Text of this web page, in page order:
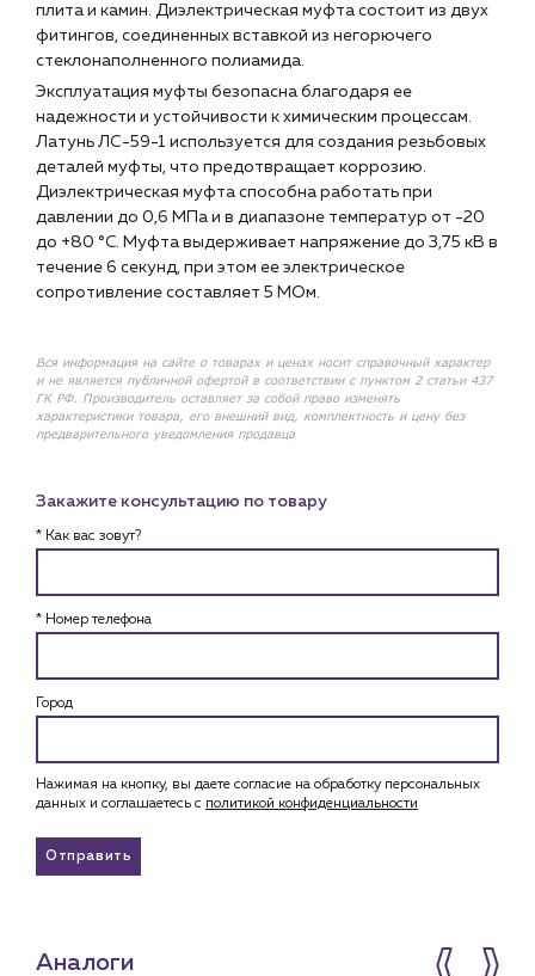
плита и камин. Диэлектрическая муфта состоит из двух
фитингов, соединенных вставкой из негорючего
стеклонаполненного полиамида.
Эксплуатация муфты безопасна благодаря ее
надежности и устойчивости к химическим процессам.
Латунь ЛС-59-1 используется для создания резьбовых
деталей муфты, что предотвращает коррозию.
Диэлектрическая муфта способна работать при
давлении до 0,6 МПа и в диапазоне температур от -20
до +80 °C. Муфта выдерживает напряжение до 3,75 кВ в
течение 6 секунд, при этом ее электрическое
сопротивление составляет 5 МОм.
Вся информация на сайте о товарах и ценах носит справочный характер
и не является публичной офертой в соответствии с пунктом 2 статьи 437
ГК РФ. Производитель оставляет за собой право изменять
характеристики товара, его внешний вид, комплектность и цену без
предварительного уведомления продавца
Закажите консультацию по товару
* Как вас зовут?
* Номер телефона
Город
Нажимая на кнопку, вы даете согласие на обработку персональных
данных и соглашаетесь c политикой конфиденциальности
Отправить
Аналоги